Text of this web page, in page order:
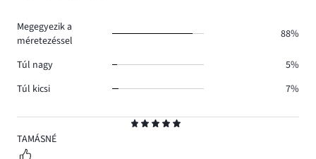
5
TAMÁSNÉ
Megegyezik a
méretezéssel
88%
Túl nagy
5%
Túl kicsi
7%